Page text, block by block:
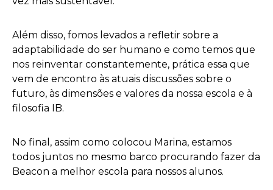
Além disso, fomos levados a refletir sobre a
adaptabilidade do ser humano e como temos que
nos reinventar constantemente, prática essa que
vem de encontro às atuais discussões sobre o
futuro, às dimensões e valores da nossa escola e à
filosofia IB.
No final, assim como colocou Marina, estamos
todos juntos no mesmo barco procurando fazer da
Beacon a melhor escola para nossos alunos.